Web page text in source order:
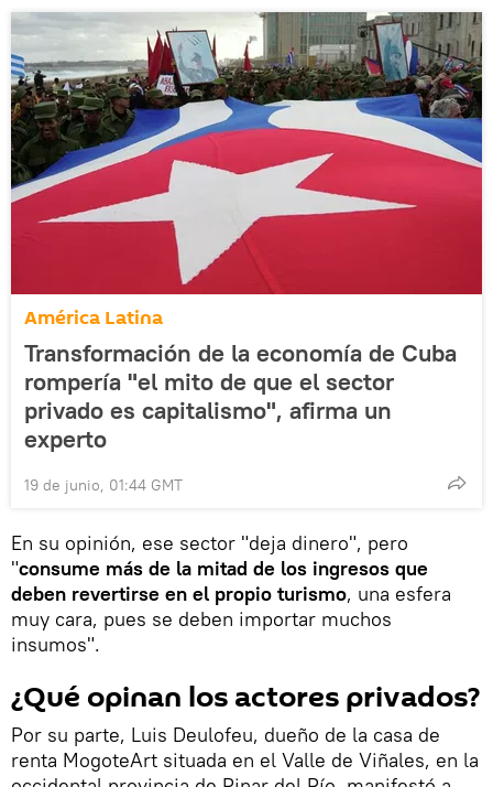
América Latina
Transformación de la economía de Cuba
rompería "el mito de que el sector
privado es capitalismo", afirma un
experto
19 de junio, 01:44 GMT
En su opinión, ese sector "deja dinero", pero
"consume más de la mitad de los ingresos que
deben revertirse en el propio turismo, una esfera
muy cara, pues se deben importar muchos
insumos".
¿Qué opinan los actores privados?
Por su parte, Luis Deulofeu, dueño de la casa de
renta MogoteArt situada en el Valle de Viñales, en la